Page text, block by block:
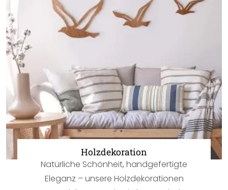
Holzdekoration
Natürliche Schönheit, handgefertigte
Eleganz – unsere Holzdekorationen